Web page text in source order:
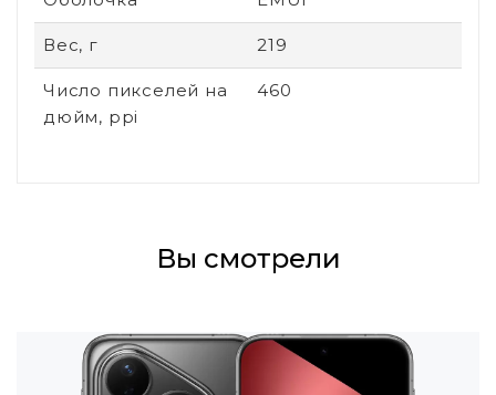
Вес, г 219
Число пикселей на
дюйм, ppi
460
Вы смотрели